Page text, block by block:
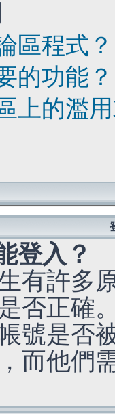
區程式？
的功能？
上的濫
登入？
有許多
否正確
號是否
而他們